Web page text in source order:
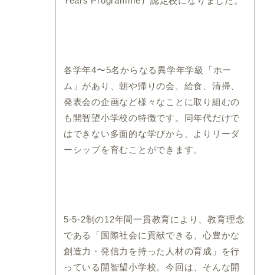
各学年4〜5名からなる異学年学級「ホー
ム」があり、朝や帰りの会、給食、清掃、
発表会の企画など様々なことに取り組むの
も開智望小学校の特徴です。同年代だけで
はできない多面的な学びから、よりリーダ
ーシップを育むことができます。
5-5-2制の12年間一貫教育により、教育理念
である「国際社会に貢献できる、心豊かな
創造力・発信力を持った人材の育成」を行
っている開智望小学校。今回は、そんな開
愛知教育大学附属岡崎小
愛知教育大学附属名古屋
西武学園文理小学校
つくば国際大学東風小学
江戸川学園取手小学校
愛徳学園小学校
甲南小学校
甲子園学院小学校
校
関西学院初等部
仁川学院小学校